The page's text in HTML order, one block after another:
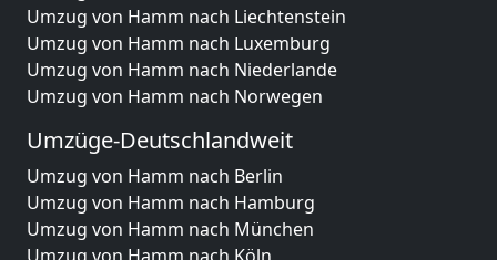
Umzug von Hamm nach Liechtenstein
Umzug von Hamm nach Luxemburg
Umzug von Hamm nach Niederlande
Umzug von Hamm nach Norwegen
Umzüge-Deutschlandweit
Umzug von Hamm nach Berlin
Umzug von Hamm nach Hamburg
Umzug von Hamm nach München